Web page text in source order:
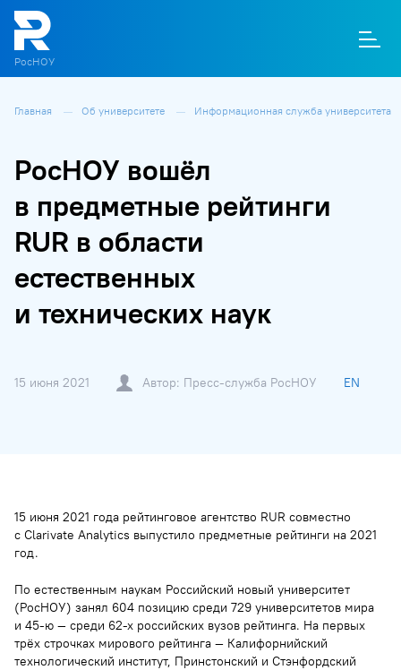
РосНОУ
Главная Об университете Информационная служба университета
РосНОУ вошёл
в предметные рейтинги
RUR в области
естественных
и технических наук
15 июня 2021 Автор: Пресс-служба РосНОУ EN
15 июня 2021 года рейтинговое агентство RUR совместно
с Clarivate Analytics выпустило предметные рейтинги на 2021
год.
По естественным наукам Российский новый университет
(РосНОУ) занял 604 позицию среди 729 университетов мира
и 45-ю — среди 62-х российских вузов рейтинга. На первых
трёх строчках мирового рейтинга — Калифорнийский
технологический институт, Принстонский и Стэнфордский